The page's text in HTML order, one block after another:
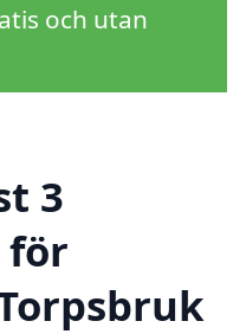
och utan
3
för